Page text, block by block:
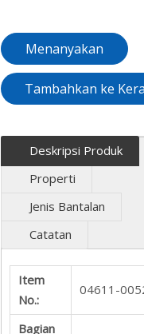
Menanyakan
Tambahkan ke
Deskripsi Produk
Properti
Jenis Bantalan
Catatan
Item
No.:
04611-
Bagian